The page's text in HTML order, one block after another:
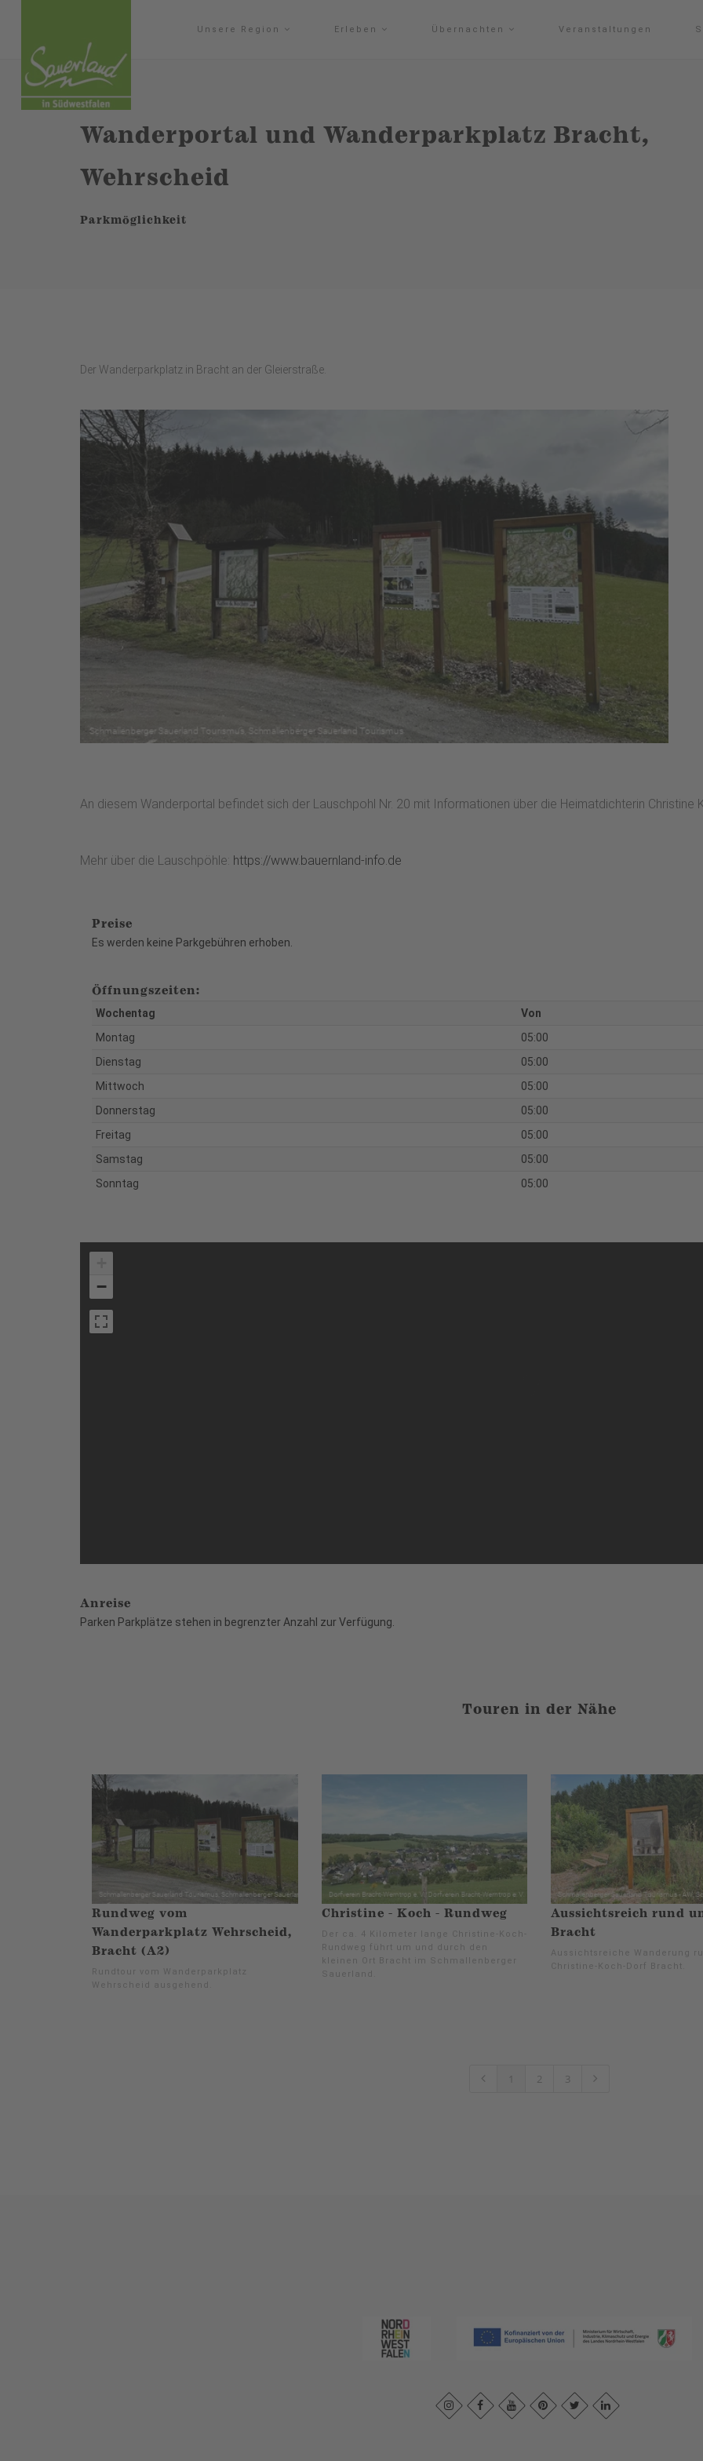
Unsere Region Erleben Übernachten Veranstaltungen
Wanderportal und Wanderparkplatz Bracht,
Wehrscheid
Parkmöglichkeit
Der Wanderparkplatz in Bracht an der Gleierstraße.
An diesem Wanderportal befindet sich der Lauschpohl Nr. 20 mit Informationen über die Heimatdichterin Christine
Mehr über die Lauschpöhle: https://www.bauernland-info.de
Preise
Es werden keine Parkgebühren erhoben.
Öffnungszeiten:
Wochentag Von
Montag
05:00
Dienstag
05:00
Mittwoch
05:00
Donnerstag
05:00
Freitag
05:00
Samstag
05:00
Sonntag
05:00
−
Anreise
Parken Parkplätze stehen in begrenzter Anzahl zur Verfügung.
Touren in der Nähe
Rundweg vom
Wanderparkplatz Wehrscheid,
Bracht (A2)
Rundtour vom Wanderparkplatz
Wehrscheid ausgehend.
Christine - Koch - Rundweg
Der ca. 4 Kilometer lange Christine-Koch-
Rundweg führt um und durch den
kleinen Ort Bracht im Schmallenberger
Sauerland.
Aussichtsreich rund
Bracht
Aussichtsreiche Wanderung
Christine-Koch-Dorf Bracht.
1 2 3